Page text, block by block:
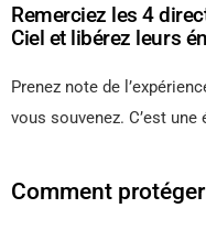
Remerciez les 4
Ciel et libérez leurs
Prenez note de
vous souvenez. C’est
Comment